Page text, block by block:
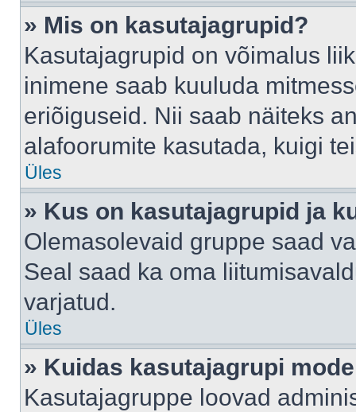
» Mis on kasutajagrupid?
Kasutajagrupid on võimalus
inimene saab kuuluda
eriõiguseid. Nii saab näiteks
alafoorumite kasutada, kuigi
Üles
» Kus on kasutajagrupid ja
Olemasolevaid gruppe saad
Seal saad ka oma
varjatud.
Üles
» Kuidas kasutajagrupi
Kasutajagruppe loovad